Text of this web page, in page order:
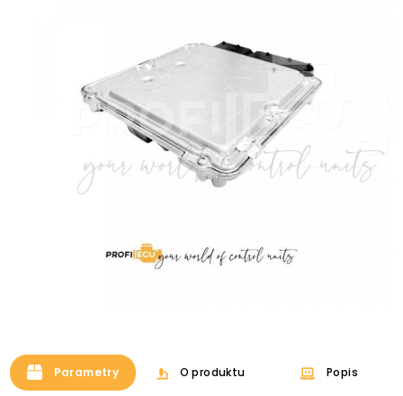
Parametry O produktu Popis